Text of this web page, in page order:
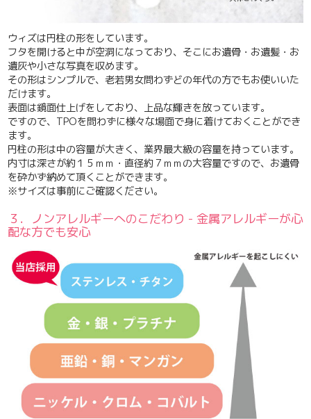
ウィズは円柱の形をしています。
フタを開けると中が空洞になっており、そこにお遺骨・お遺髪・お
遺灰や小さな写真を収めます。
その形はシンプルで、老若男女問わずどの年代の方でもお使いいた
だけます。
表面は鏡面仕上げをしており、上品な輝きを放っています。
ですので、 TPOを問わずに様々な場面で身に着けておくことができ
ます。
円柱の形は中の容量が大きく、業界最大級の容量を持っています。
内寸は深さが約１５ｍｍ・直径約７ｍｍの大容量ですので、お遺骨
を砕かず納めて頂くことができます。
※サイズは事前にご確認ください。
３．ノンアレルギーへのこだわり - 金属アレルギーが心
配な方でも安心